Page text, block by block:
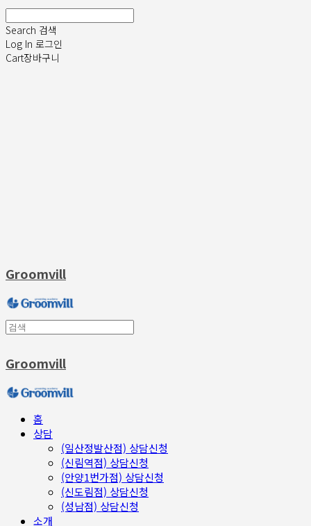
Search 검색
Log In 로그인
Cart장바구니
Groomvill
Groomvill
홈
상담
(일산정발산점) 상담신청
(신림역점) 상담신청
(안양1번가점) 상담신청
(신도림점) 상담신청
(성남점) 상담신청
소개